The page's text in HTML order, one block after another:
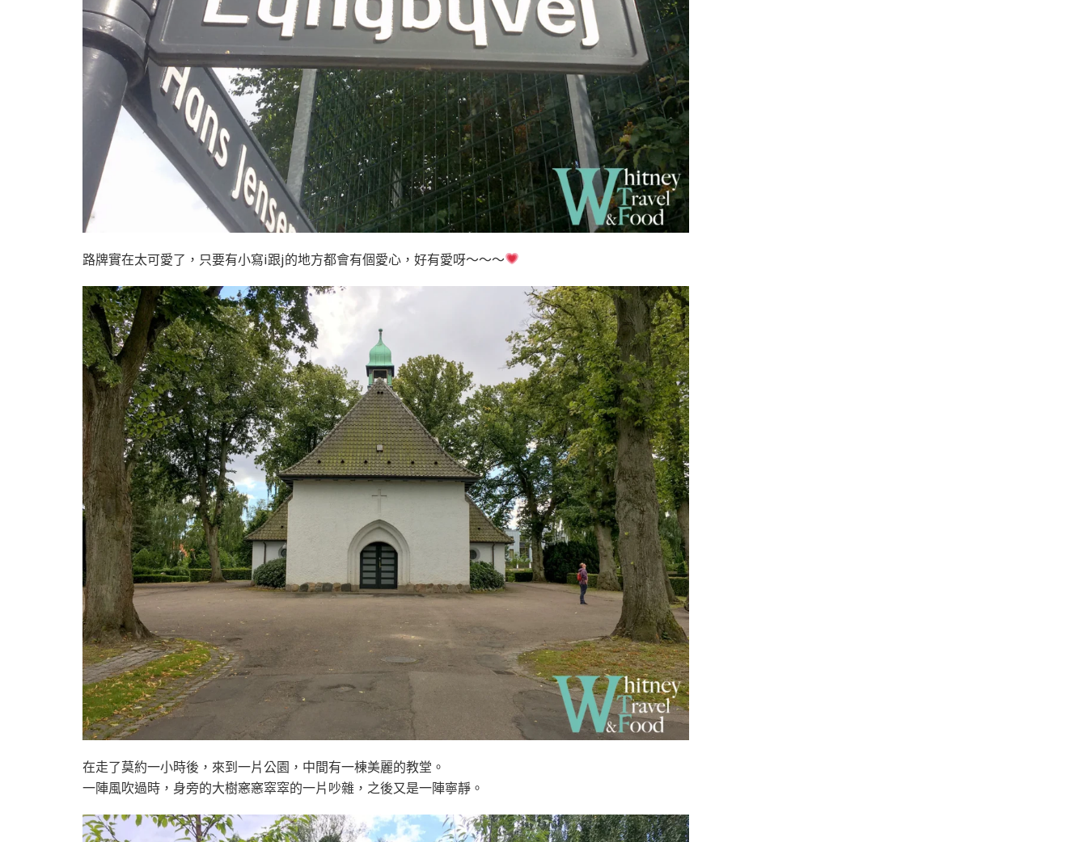
路牌實在太可愛了，只要有小寫i跟j的地方都會有個愛心，好有愛呀～～～
在走了莫約一小時後，來到一片公園，中間有一棟美麗的教堂。
一陣風吹過時，身旁的大樹窸窸窣窣的一片吵雜，之後又是一陣寧靜。